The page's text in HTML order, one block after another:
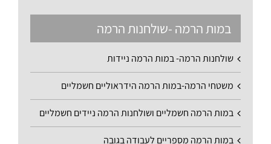
במות הרמה -שולחנות הרמה
שולחנות הרמה- במות הרמה ניידות
משטחי הרמה-במות הרמה הידראוליים חשמליים
במות הרמה חשמליים ושולחנות הרמה ניידים חשמליים
במות הרמה מספריים לעבודה בגובה